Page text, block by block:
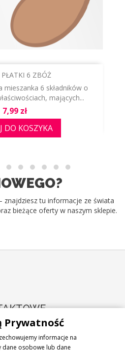
PŁATKI 6 ZBÓŻ
6 składników o
mających...
Cena
7,99 zł
DO KOSZYKA
znajdziesz tu informacje ze świata
bieżące oferty w naszym sklepie.

Prywatność
informacje na
osobowe lub dane